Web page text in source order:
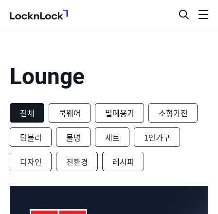
LocknLock
검
색
Lounge
전체 쿡웨어 밀폐용기 소형가전
텀블러 물병 세트 1인가구
디자인 친환경 레시피